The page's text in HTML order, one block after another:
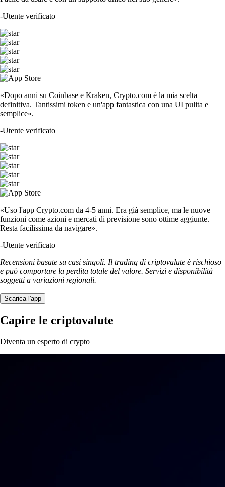
-Utente verificato
«Dopo anni su Coinbase e Kraken, Crypto.com è la mia scelta
definitiva. Tantissimi token e un'app fantastica con una UI pulita e
semplice».
-Utente verificato
«Uso l'app Crypto.com da 4-5 anni. Era già semplice, ma le nuove
funzioni come azioni e mercati di previsione sono ottime aggiunte.
Resta facilissima da navigare».
-Utente verificato
Recensioni basate su casi singoli. Il trading di criptovalute è rischioso
e può comportare la perdita totale del valore. Servizi e disponibilità
soggetti a variazioni regionali.
Scarica l'app
Capire le criptovalute
Diventa un esperto di crypto